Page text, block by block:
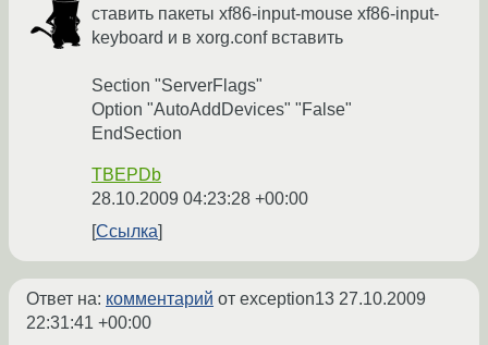
ставить пакеты xf86-input-mouse xf86-input-
keyboard и в xorg.conf вставить
Section "ServerFlags"
Option "AutoAddDevices" "False"
EndSection
TBEPDb
28.10.2009 04:23:28 +00:00
Ссылка
Ответ на: комментарий от exception13 27.10.2009
22:31:41 +00:00